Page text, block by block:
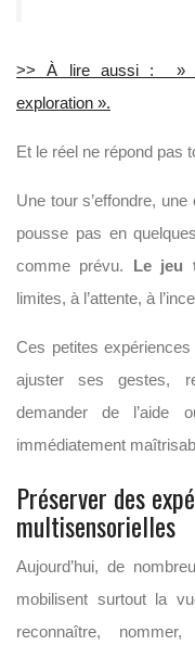
>> À lire aussi : »
exploration ».
Et le réel ne répond pas
Une tour s’effondre,
pousse pas en
comme prévu. Le jeu
limites, à l’attente, à
Ces petites expériences
ajuster ses gestes,
demander de l’aide
immédiatement
Préserver des
multisensorielles
Aujourd’hui, de
mobilisent surtout la
reconnaître,